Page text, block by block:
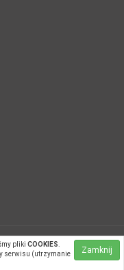
zabronione |
Zamknij
pliki COOKIES
serwisu (utrzymanie